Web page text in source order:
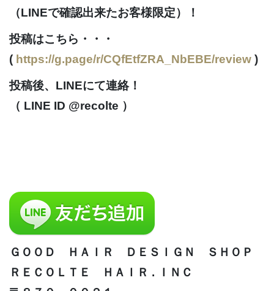
（LINEで確認出来たお客様限定）！
投稿はこちら・・・
( https://g.page/r/CQfEtfZRA_NbEBE/review )
投稿後、LINEにて連絡！
（ LINE ID @recolte ）
ＧＯＯＤ ＨＡＩＲ ＤＥＳＩＧＮ ＳＨＯＰ
ＲＥＣＯＬＴＥ ＨＡＩＲ . ＩＮＣ